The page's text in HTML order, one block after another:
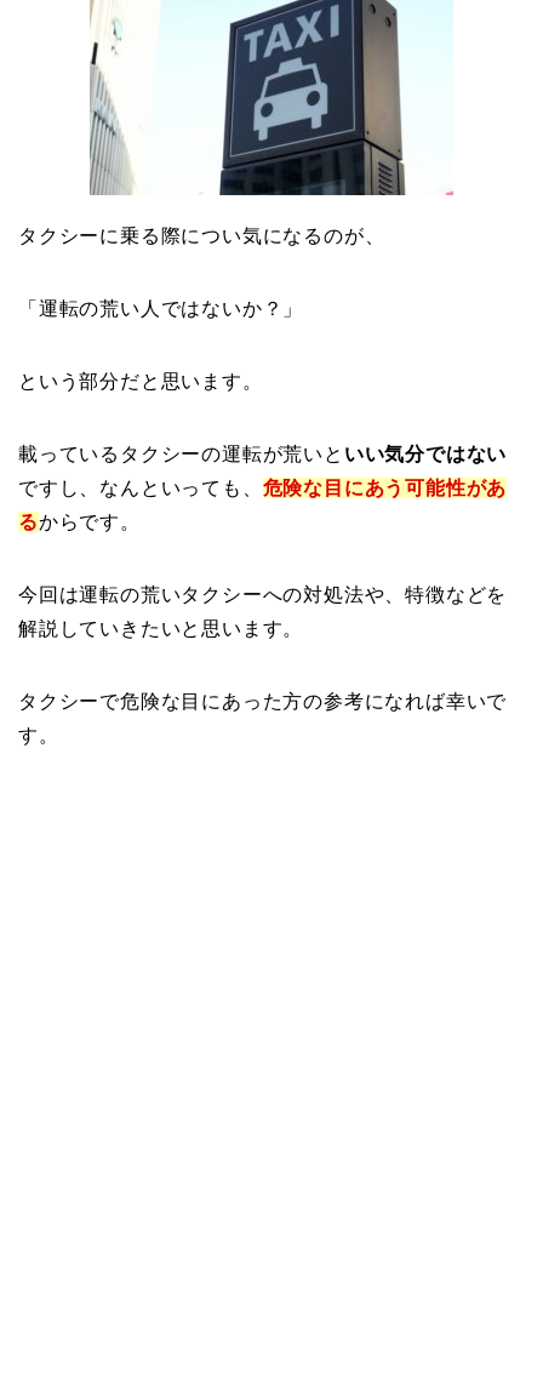
タクシーに乗る際につい気になるのが、
「運転の荒い人ではないか？」
という部分だと思います。
載っているタクシーの運転が荒いと いい気分ではない
ですし、なんといっても、 危険な目にあう可能性があ
るからです。
今回は運転の荒いタクシーへの対処法や、特徴などを
解説していきたいと思います。
タクシーで危険な目にあった方の参考になれば幸いで
す。